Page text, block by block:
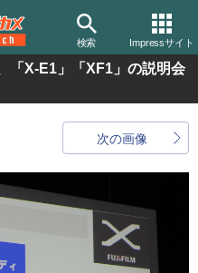
検索 Impressサイト
「X-E1」「XF1」の説明会
次の画像